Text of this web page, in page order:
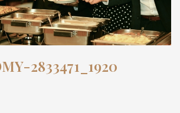
2833471_1920